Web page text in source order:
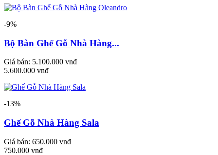
-9%
Bộ Bàn Ghế Gỗ Nhà Hàng...
Giá bán: 5.100.000 vnđ
5.600.000 vnđ
-13%
Ghế Gỗ Nhà Hàng Sala
Giá bán: 650.000 vnđ
750.000 vnđ